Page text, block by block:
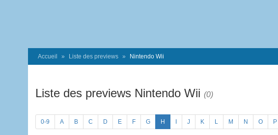
Accueil Liste des previews Nintendo Wii
Liste des previews Nintendo Wii (0)
0-9 A B C D E F G H J K L M N O P